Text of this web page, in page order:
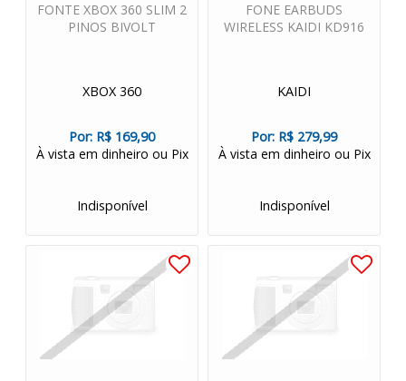
FONTE XBOX 360 SLIM 2
PINOS BIVOLT
XBOX 360
Por: R$ 169,90
À vista em dinheiro ou Pix
Indisponível
FONE EARBUDS
WIRELESS KAIDI KD916
KAIDI
Por: R$ 279,99
À vista em dinheiro ou Pix
Indisponível